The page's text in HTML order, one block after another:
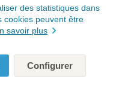
des statistiques dans
cookies peuvent être
savoir plus
Configurer